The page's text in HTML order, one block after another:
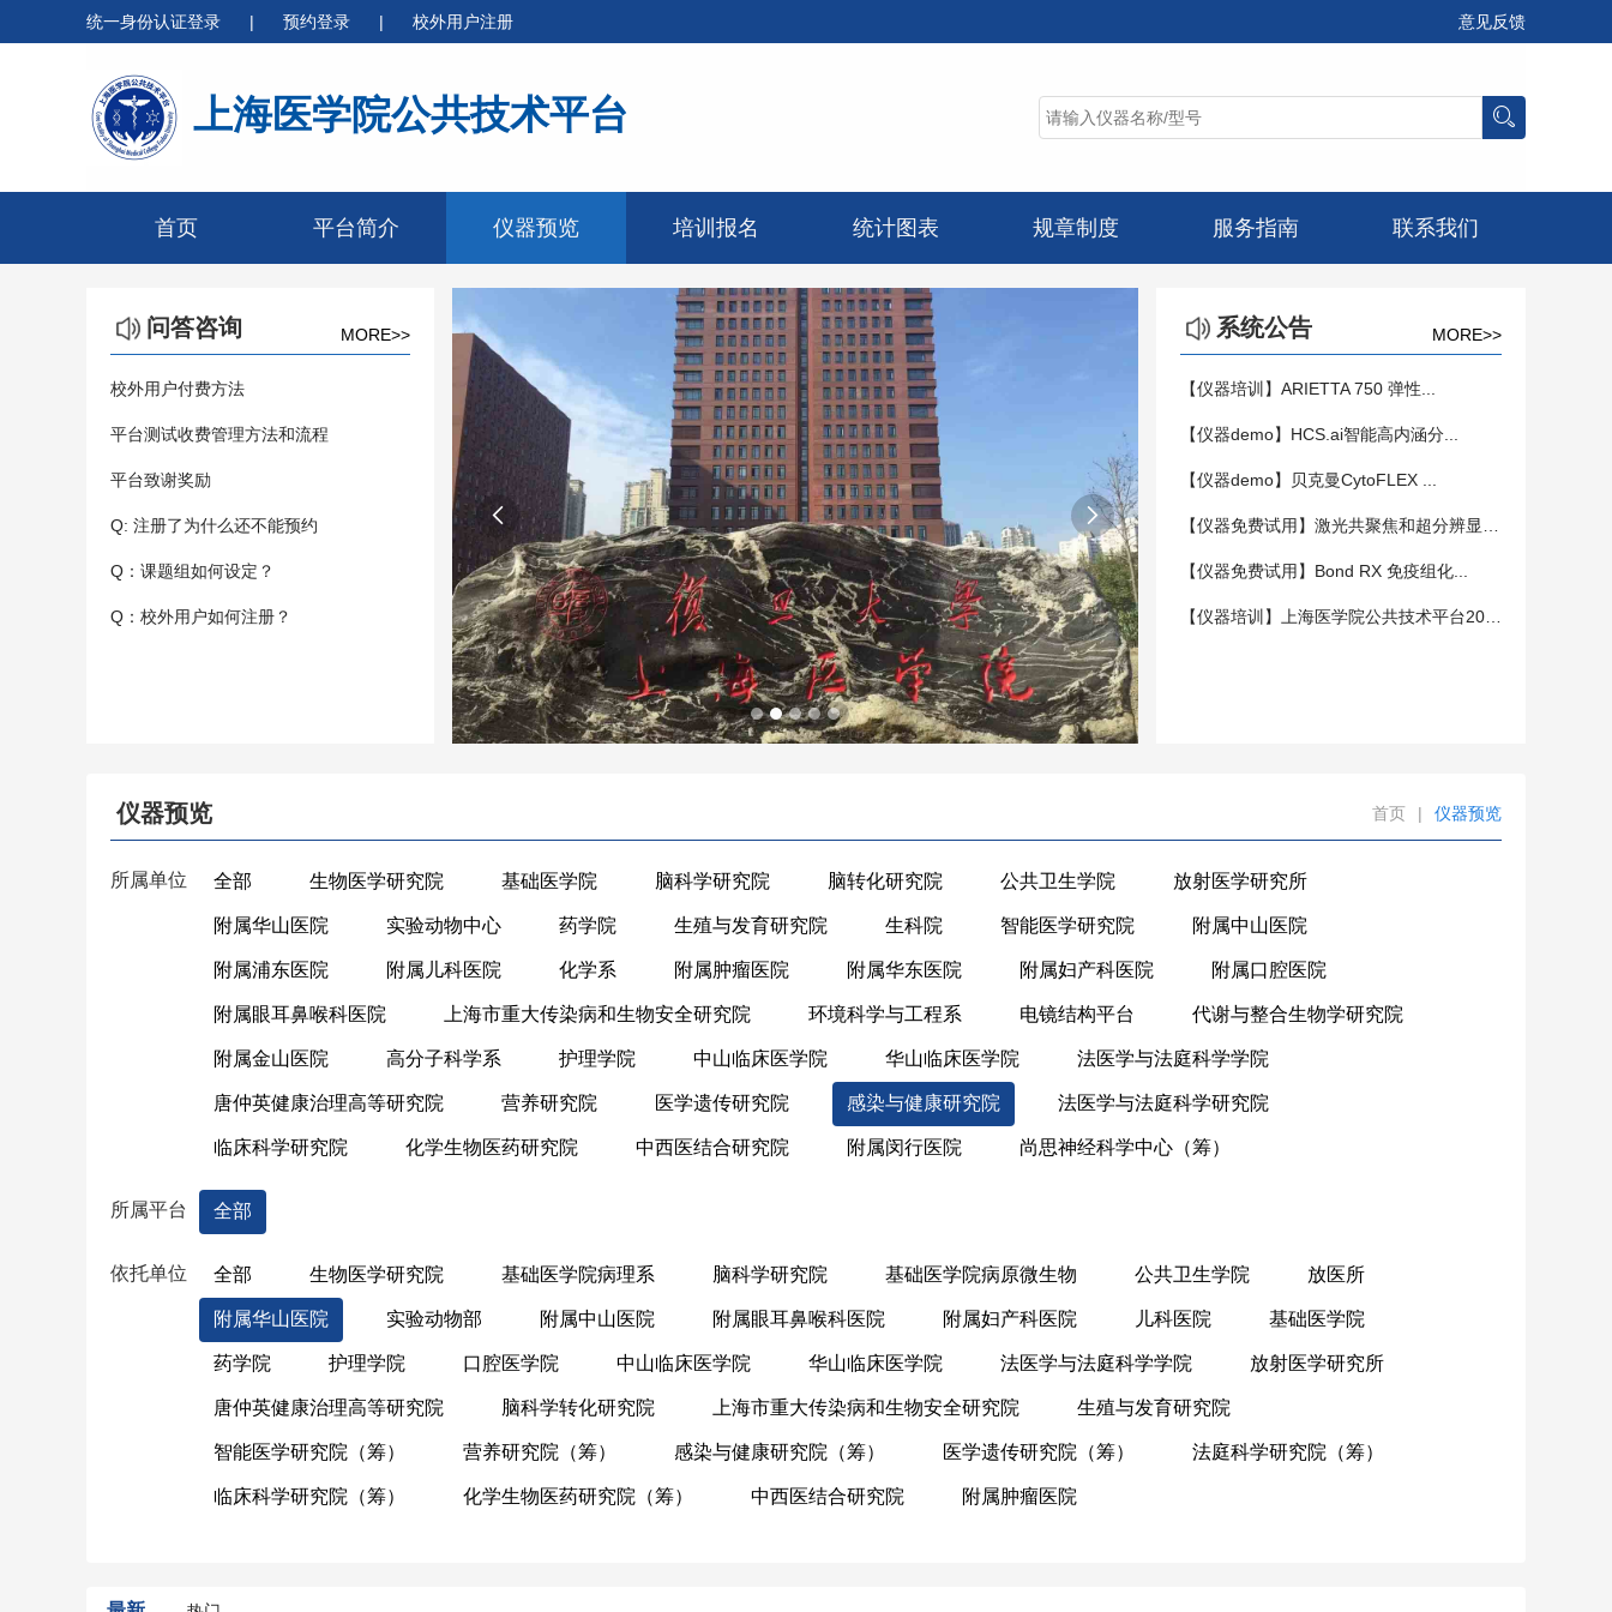
统一身份认证登录 | 预约登录 | 校外用户注册 意见反馈
上海医学院公共技术平台
首页 平台简介 仪器预览 培训报名 统计图表 规章制度 服务指南 联系我们
问答咨询 MORE>>
校外用户付费方法
平台测试收费管理方法和流程
平台致谢奖励
Q: 注册了为什么还不能预约
Q：课题组如何设定？
Q：校外用户如何注册？
 
系统公告 MORE>>
【仪器培训】ARIETTA 750 弹性...
【仪器demo】HCS.ai智能高内涵分...
【仪器demo】贝克曼CytoFLEX ...
【仪器免费试用】Bond RX 免疫组化...
仪器预览 首页 | 仪器预览
所属单位 全部 生物医学研究院 基础医学院 脑科学研究院 脑转化研究院 公共卫生学院 放射医学研究所
附属华山医院 实验动物中心 药学院 生殖与发育研究院 生科院 智能医学研究院 附属中山医院
附属浦东医院 附属儿科医院 化学系 附属肿瘤医院 附属华东医院 附属妇产科医院 附属口腔医院
附属眼耳鼻喉科医院 上海市重大传染病和生物安全研究院 环境科学与工程系 电镜结构平台 代谢与整合生物学研究院
附属金山医院 高分子科学系 护理学院 中山临床医学院 华山临床医学院 法医学与法庭科学学院
唐仲英健康治理高等研究院 营养研究院 医学遗传研究院 感染与健康研究院 法医学与法庭科学研究院
临床科学研究院 化学生物医药研究院 中西医结合研究院 附属闵行医院 尚思神经科学中心（筹）
所属平台 全部
依托单位 全部 生物医学研究院 基础医学院病理系 脑科学研究院 基础医学院病原微生物 公共卫生学院 放医所
附属华山医院 实验动物部 附属中山医院 附属眼耳鼻喉科医院 附属妇产科医院 儿科医院 基础医学院
药学院 护理学院 口腔医学院 中山临床医学院 华山临床医学院 法医学与法庭科学学院 放射医学研究所
唐仲英健康治理高等研究院 脑科学转化研究院 上海市重大传染病和生物安全研究院 生殖与发育研究院
智能医学研究院（筹） 营养研究院（筹） 感染与健康研究院（筹） 医学遗传研究院（筹） 法庭科学研究院（筹）
临床科学研究院（筹） 化学生物医药研究院（筹） 中西医结合研究院 附属肿瘤医院